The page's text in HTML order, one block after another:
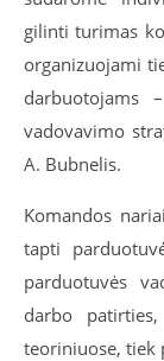
gilinti turimas
organizuojami
darbuotojams
vadovavimo
A. Bubnelis.
Komandos
tapti
parduotuvės
darbo
teoriniuose, tiek